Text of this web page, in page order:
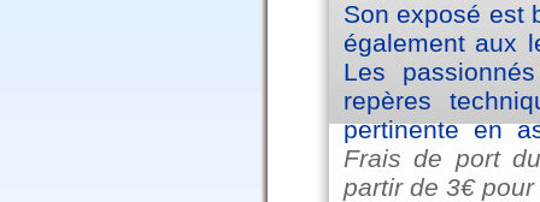
Son exposé est
également aux
Les
repères
pertinente en
Frais de port
partir de 3€